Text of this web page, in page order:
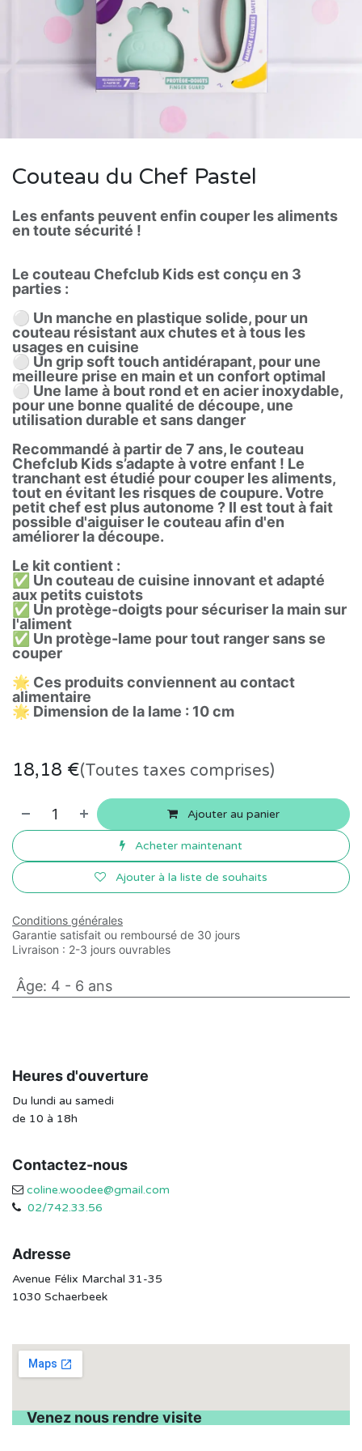
Couteau du Chef Pastel
Les enfants peuvent enfin couper les aliments
en toute sécurité !
Le couteau Chefclub Kids est conçu en 3
parties :
⚪️ Un manche en plastique solide, pour un
couteau résistant aux chutes et à tous les
usages en cuisine
⚪️ Un grip soft touch antidérapant, pour une
meilleure prise en main et un confort optimal
⚪️ Une lame à bout rond et en acier inoxydable,
pour une bonne qualité de découpe, une
utilisation durable et sans danger
Recommandé à partir de 7 ans, le couteau
Chefclub Kids s’adapte à votre enfant ! Le
tranchant est étudié pour couper les aliments,
tout en évitant les risques de coupure. Votre
petit chef est plus autonome ? Il est tout à fait
possible d'aiguiser le couteau afin d'en
améliorer la découpe.
Le kit contient :
✅ Un couteau de cuisine innovant et adapté
aux petits cuistots
✅ Un protège-doigts pour sécuriser la main sur
l'aliment
✅ Un protège-lame pour tout ranger sans se
couper
🌟 Ces produits conviennent au contact
alimentaire
🌟 Dimension de la lame : 10 cm
18,18 €(Toutes taxes comprises)
Ajouter au panier
Acheter maintenant
Ajouter à la liste de souhaits
Conditions générales
Garantie satisfait ou remboursé de 30 jours
Livraison : 2-3 jours ouvrables
Âge: 4 - 6 ans
Heures d'ouverture
Du lundi au samedi
de 10 à 18h
Contactez-nous
coline.woodee@gmail.com
02/742.33.56
Adresse
Avenue Félix Marchal 31-35
1030 Schaerbeek
Venez nous rendre visite